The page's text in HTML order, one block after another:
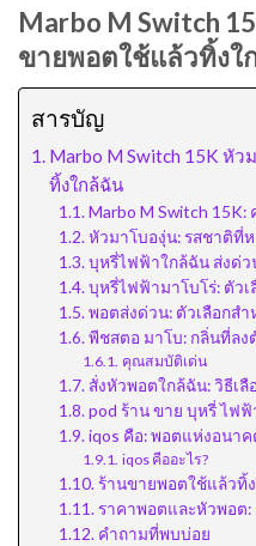
Marbo M Switch
ขายพอตใช้แล้วทิ้งใ
สารบัญ
Marbo M Switch 15K หั
ทิ้งใกล้ฉัน
Marbo M Switch
หัวมาโบองุ่น: รสชาติที่
บุหรี่ไฟฟ้าใกล้ฉัน ส่งด่
บุหรี่ไฟฟ้ามาโบโร่: ตัว
พอตส่งด่วน: ตัวเลือกส
พีชสตอ มาโบ: กลิ่นที่ลง
คุณสมบัติเด่น
สั่งหัวพอตใกล้ฉัน: วิธีเ
pod ร้าน ขาย บุหรี่ ไฟ
iqos คือ: พอตแห่งอนาค
iqos คืออะไร?
ร้านขายพอตใช้แล้วทิ้
ราคาพอตและหัวพอต:
คำถามที่พบบ่อย